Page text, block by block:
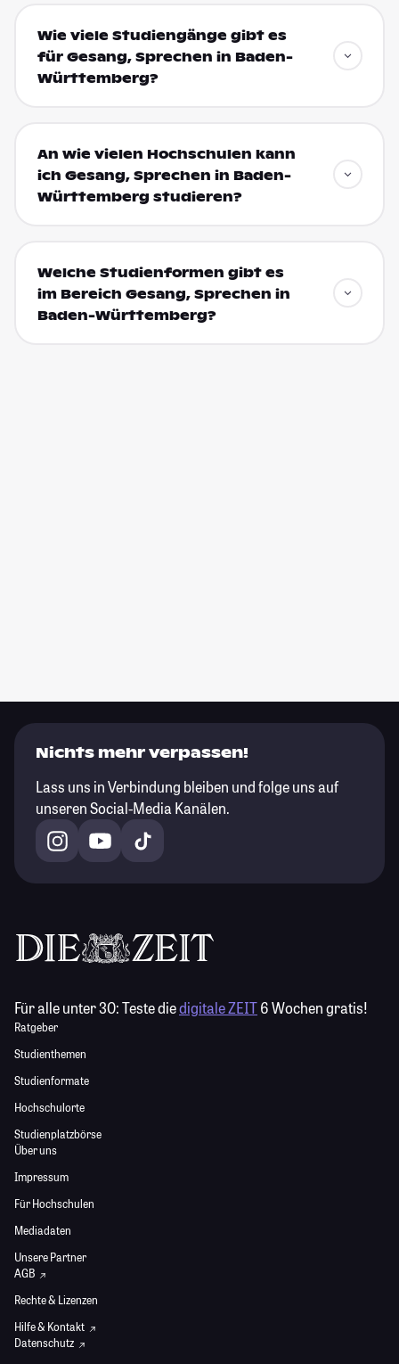
Wie viele Studiengänge gibt es
für Gesang, Sprechen in Baden-
Württemberg?
An wie vielen Hochschulen kann
ich Gesang, Sprechen in Baden-
Württemberg studieren?
Welche Studienformen gibt es
im Bereich Gesang, Sprechen in
Baden-Württemberg?
Nichts mehr verpassen!
Lass uns in Verbindung bleiben und folge uns auf
unseren Social-Media Kanälen.
Für alle unter 30:Teste diedigitale ZEIT6 Wochen gratis!
Ratgeber
Studienthemen
Studienformate
Hochschulorte
Studienplatzbörse
Über uns
Impressum
Für Hochschulen
Mediadaten
Unsere Partner
AGB
Rechte & Lizenzen
Hilfe & Kontakt
Datenschutz